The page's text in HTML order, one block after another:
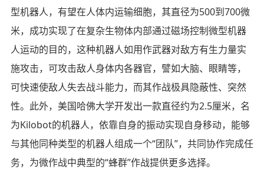
型机器人，有望在人体内运输细胞，其直径为500到700微
米，成功实现了在复杂生物体内部通过磁场控制微型机器
人运动的目的，这种机器人如用作武器对敌方有生力量实
施攻击，可攻击敌人身体内各器官，譬如大脑、眼睛等，
可快速使敌人失去战斗能力，而其作战极具隐蔽性、突然
性。此外，美国哈佛大学开发出一款直径约为2.5厘米，名
为Kilobot的机器人，依靠自身的振动实现自身移动，能够
与其他同种类型的机器人组成一个“团队”，共同协作完成任
务，为微作战中典型的“蜂群”作战提供更多选择。